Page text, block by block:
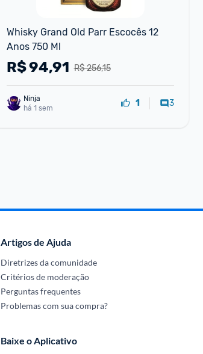
Whisky Grand Old Parr Escocês 12
Anos 750 Ml
R$ 256,15
R$94,91
há 1 sem
1 3
Artigos de Ajuda
Diretrizes da comunidade
Critérios de moderação
Perguntas frequentes
Problemas com sua compra?
Baixe o Aplicativo